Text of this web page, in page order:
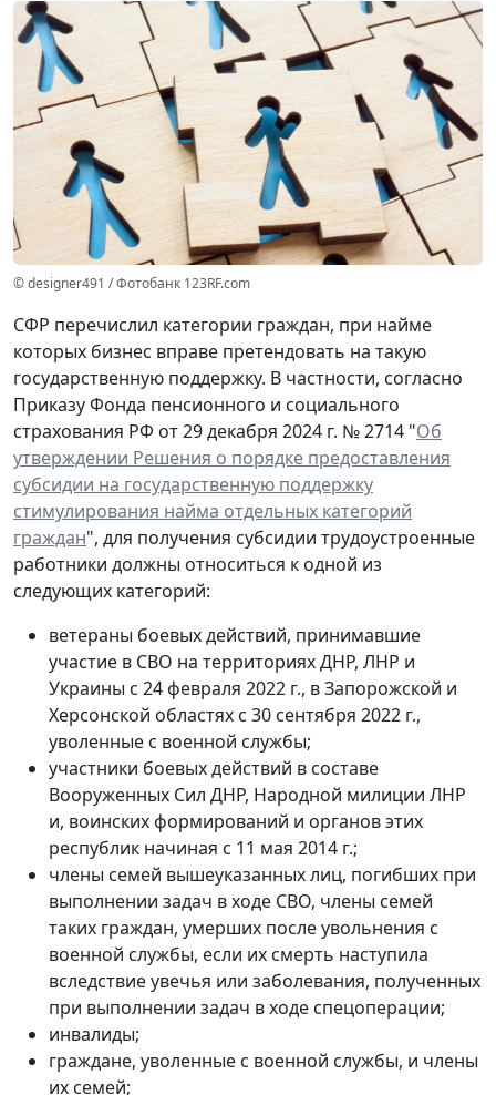
© designer491 / Фотобанк 123RF.com
СФР перечислил категории граждан, при найме
которых бизнес вправе претендовать на такую
государственную поддержку. В частности, согласно
Приказу Фонда пенсионного и социального
страхования РФ от 29 декабря 2024 г. № 2714 "Об
утверждении Решения о порядке предоставления
субсидии на государственную поддержку
стимулирования найма отдельных категорий
граждан", для получения субсидии трудоустроенные
работники должны относиться к одной из
следующих категорий:
ветераны боевых действий, принимавшие
участие в СВО на территориях ДНР, ЛНР и
Украины с 24 февраля 2022 г., в Запорожской и
Херсонской областях с 30 сентября 2022 г.,
уволенные с военной службы;
участники боевых действий в составе
Вооруженных Сил ДНР, Народной милиции ЛНР
и, воинских формирований и органов этих
республик начиная с 11 мая 2014 г.;
члены семей вышеуказанных лиц, погибших при
выполнении задач в ходе СВО, члены семей
таких граждан, умерших после увольнения с
военной службы, если их смерть наступила
вследствие увечья или заболевания, полученных
при выполнении задач в ходе спецоперации;
инвалиды;
граждане, уволенные с военной службы, и члены
их семей;